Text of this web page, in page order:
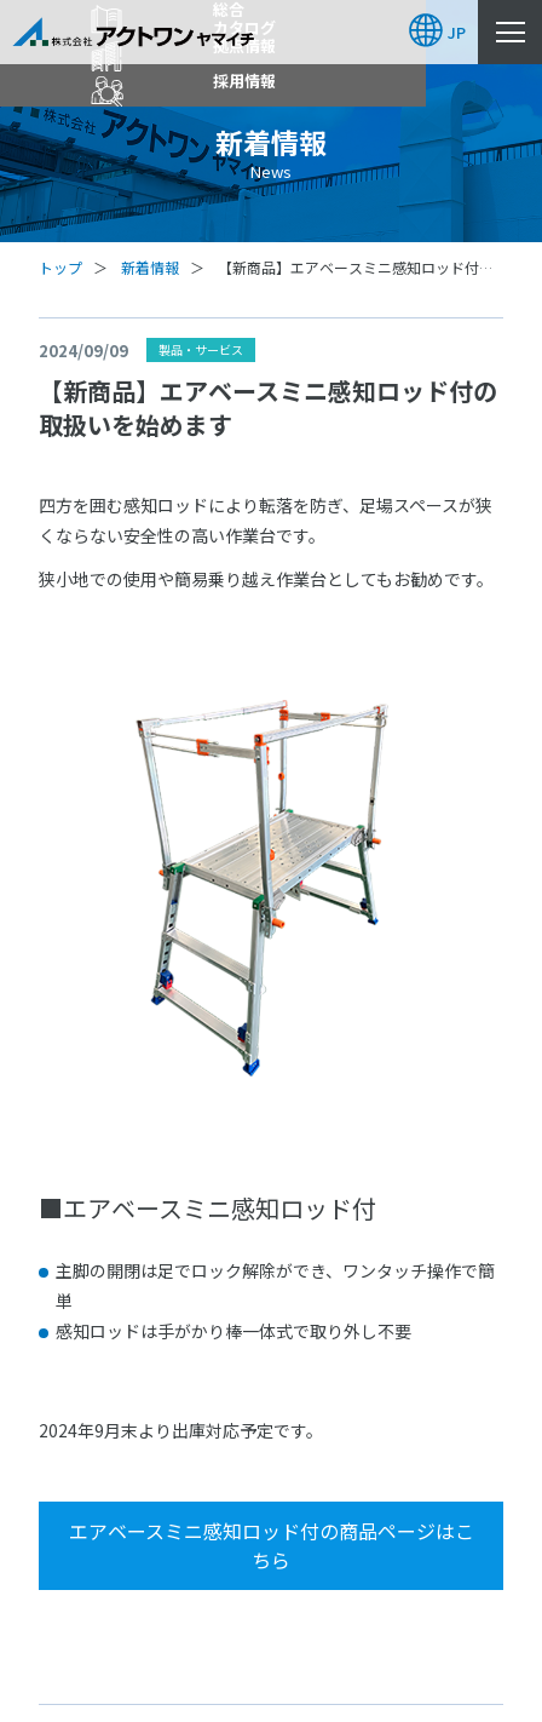
総合
カタログ
拠点情報
採用情報
JP
新着情報
News
トップ 新着情報
【新商品】エアベースミニ感知ロッド付の
2024/09/09 製品・サービス
【新商品】エアベースミニ感知ロッド付の
取扱いを始めます
四方を囲む感知ロッドにより転落を防ぎ、足場スペースが狭
くならない安全性の高い作業台です。
狭小地での使用や簡易乗り越え作業台としてもお勧めです。
■エアベースミニ感知ロッド付
主脚の開閉は足でロック解除ができ、ワンタッチ操作で簡
単
感知ロッドは手がかり棒一体式で取り外し不要
2024年9月末より出庫対応予定です。
エアベースミニ感知ロッド付の商品ページはこ
ちら